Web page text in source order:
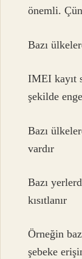
önemli.
Bazı
IMEI kayıt
şekilde
Bazı
vardır
Bazı
kısıtlanır
Örneğin
şebeke